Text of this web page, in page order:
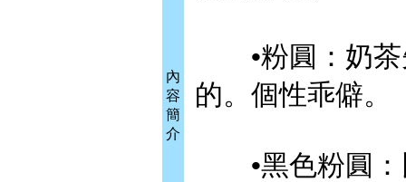
內
容
簡
介
•粉圓：奶茶
的。個性乖僻。
•黑色粉圓：